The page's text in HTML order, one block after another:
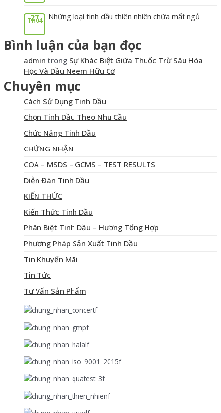
27
Th04 Những loại tinh dầu thiên nhiên chữa mất ngủ
Bình luận của bạn đọc
admin trong Sự Khác Biệt Giữa Thuốc Trừ Sâu Hóa
Học Và Dầu Neem Hữu Cơ
Chuyên mục
Cách Sử Dụng Tinh Dầu
Chọn Tinh Dầu Theo Nhu Cầu
Chức Năng Tinh Dầu
CHỨNG NHẬN
COA – MSDS – GCMS – TEST RESULTS
Diễn Đàn Tinh Dầu
KIẾN THỨC
Kiến Thức Tinh Dầu
Phân Biệt Tinh Dầu – Hương Tổng Hợp
Phương Pháp Sản Xuất Tinh Dầu
Tin Khuyến Mãi
Tin Tức
Tư Vấn Sản Phẩm